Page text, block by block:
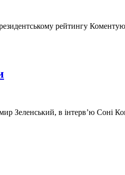
рейтингу
Зеленський, в інтерв’ю Соні